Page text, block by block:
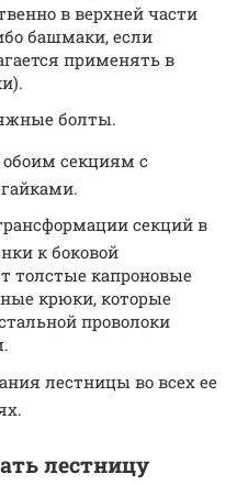
в верхней части
башмаки, если
применять в
болты.
секциям с
секций в
к боковой
толстые капроновые
крюки, которые
проволоки
лестницы во всех ее
лестницу